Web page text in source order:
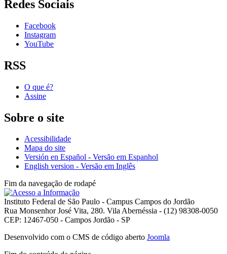
Redes Sociais
Facebook
Instagram
YouTube
RSS
O que é?
Assine
Sobre o site
Acessibilidade
Mapa do site
Versión en Español - Versão em Espanhol
English version - Versão em Inglês
Fim da navegação de rodapé
Instituto Federal de São Paulo - Campus Campos do Jordão
Rua Monsenhor José Vita, 280. Vila Abernéssia - (12) 98308-0050
CEP: 12467-050 - Campos Jordão - SP
Desenvolvido com o CMS de código aberto Joomla